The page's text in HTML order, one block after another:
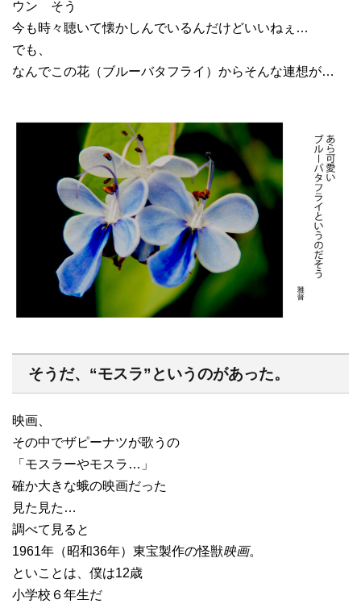
ウン そう
今も時々聴いて懐かしんでいるんだけどいいねぇ…
でも、
なんでこの花（ブルーバタフライ）からそんな連想が…
そうだ、“モスラ”というのがあった。
映画、
その中でザピーナツが歌うの
「モスラーやモスラ…」
確か大きな蛾の映画だった
見た見た…
調べて見ると
1961年（昭和36年）東宝製作の怪獣映画。
といことは、僕は12歳
小学校６年生だ